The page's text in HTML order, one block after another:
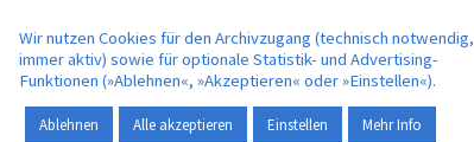
mit Potenzial für strukturelle Anwendungen
und das Brandverhalten in hohem
Wir nutzen Cookies für den Archivzugang (technisch notwendig,
immer aktiv) sowie für optionale Statistik- und Advertising-
Funktionen (»Ablehnen«, »Akzeptieren« oder »Einstellen«).
Ablehnen Alle akzeptieren Einstellen Mehr Info